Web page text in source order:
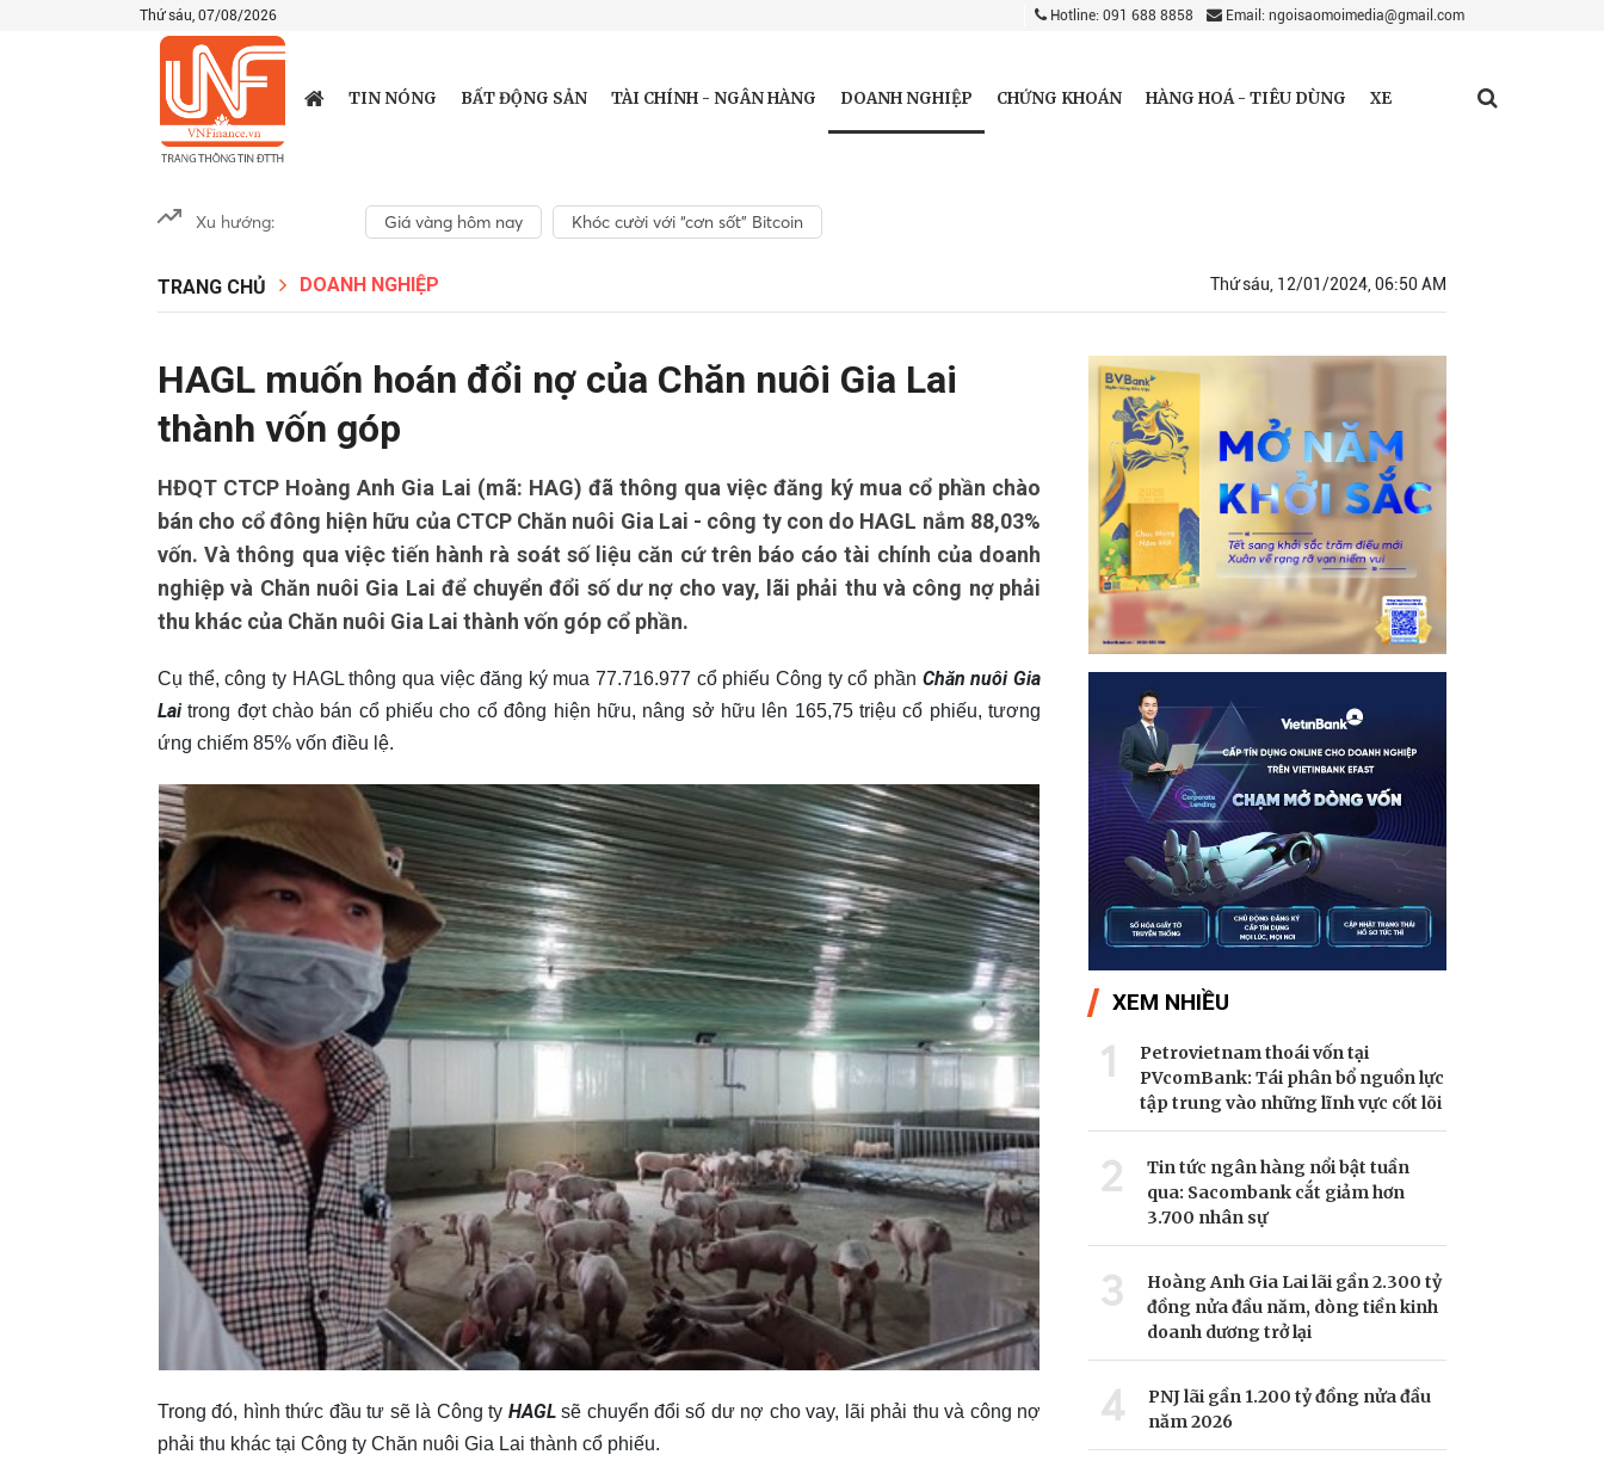
Thứ sáu, 07/08/2026 Hotline: 091 688 8858 Email: ngoisaomoimedia@gmail.com
TIN NÓNG BẤT ĐỘNG SẢN TÀI CHÍNH - NGÂN HÀNG DOANH NGHIỆP CHỨNG KHOÁN HÀNG HOÁ - TIÊU DÙNG XE
Xu hướng: Giá vàng hôm nay Khóc cười với “cơn sốt” Bitcoin
TRANG CHỦ DOANH NGHIỆP Thứ sáu, 12/01/2024, 06:50 AM
HAGL muốn hoán đổi nợ của Chăn nuôi Gia Lai
thành vốn góp
HĐQT CTCP Hoàng Anh Gia Lai (mã: HAG) đã thông qua việc đăng ký mua cổ phần chào
bán cho cổ đông hiện hữu của CTCP Chăn nuôi Gia Lai - công ty con do HAGL nắm 88,03%
vốn. Và thông qua việc tiến hành rà soát số liệu căn cứ trên báo cáo tài chính của doanh
nghiệp và Chăn nuôi Gia Lai để chuyển đổi số dư nợ cho vay, lãi phải thu và công nợ phải
thu khác của Chăn nuôi Gia Lai thành vốn góp cổ phần.
Cụ thể, công ty HAGL thông qua việc đăng ký mua 77.716.977 cổ phiếu Công ty cổ phần Chăn nuôi Gia
Laitrong đợt chào bán cổ phiếu cho cổ đông hiện hữu, nâng sở hữu lên 165,75 triệu cổ phiếu, tương
ứng chiếm 85% vốn điều lệ.
Trong đó, hình thức đầu tư sẽ là Công ty HAGLsẽ chuyển đổi số dư nợ cho vay, lãi phải thu và công nợ
phải thu khác tại Công ty Chăn nuôi Gia Lai thành cổ phiếu.
XEM NHIỀU
1
Petrovietnam thoái vốn tại
PVcomBank: Tái phân bổ nguồn lực
tập trung vào những lĩnh vực cốt lõi
2
Tin tức ngân hàng nổi bật tuần
qua: Sacombank cắt giảm hơn
3.700 nhân sự
3
Hoàng Anh Gia Lai lãi gần 2.300 tỷ
đồng nửa đầu năm, dòng tiền kinh
doanh dương trở lại
4
PNJ lãi gần 1.200 tỷ đồng nửa đầu
năm 2026